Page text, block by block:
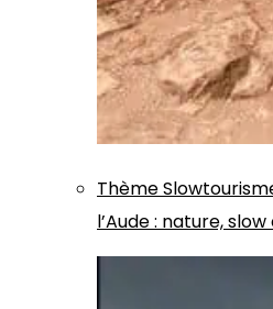
Thème
l’Aude : nature,